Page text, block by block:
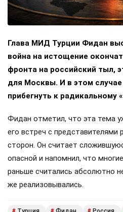
Глава МИД Турции Фидан
война на истощение
фронта на российский тыл,
для Москвы. И в этом
прибегнуть к радикальному
Фидан отметил, что эта тема
его встреч с представителями
сторон. Он считает
опасной и напомнил, что
раньше считались абсолютно
же реализовывались.